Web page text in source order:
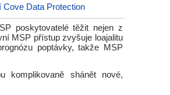
Data Protection
poskytovatelé těžit nejen z
MSP přístup zvyšuje loajalitu
poptávky, takže MSP
komplikovaně shánět nové,